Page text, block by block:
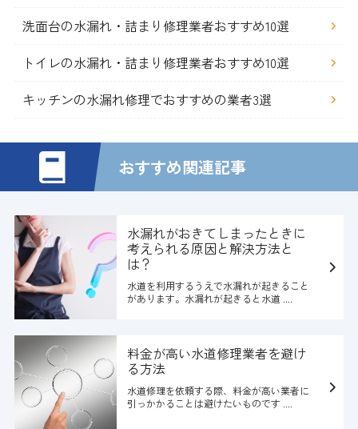
洗面台の水漏れ・詰まり修理業者おすすめ10選
トイレの水漏れ・詰まり修理業者おすすめ10選
キッチンの水漏れ修理でおすすめの業者3選
おすすめ関連記事
水漏れがおきてしまったときに
考えられる原因と解決方法と
は？
水道を利用するうえで水漏れが起きること
があります。水漏れが起きると水道 ....
料金が高い水道修理業者を避け
る方法
水道修理を依頼する際、料金が高い業者に
引っかかることは避けたいものです ....